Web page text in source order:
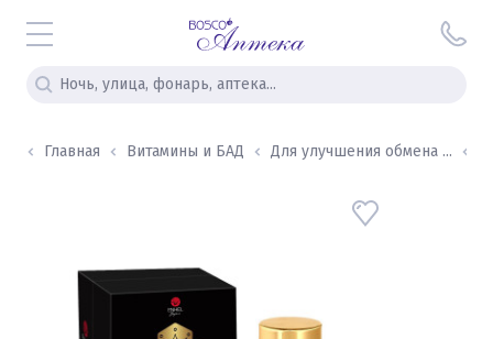
Главная Витамины и БАД Для улучшения обмена ...